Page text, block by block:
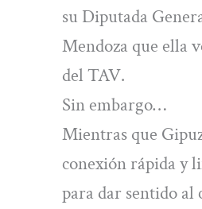
su Diputada
Mendoza que ella
del TAV.
Sin embargo…
Mientras que
conexión rápida y
para dar sentido